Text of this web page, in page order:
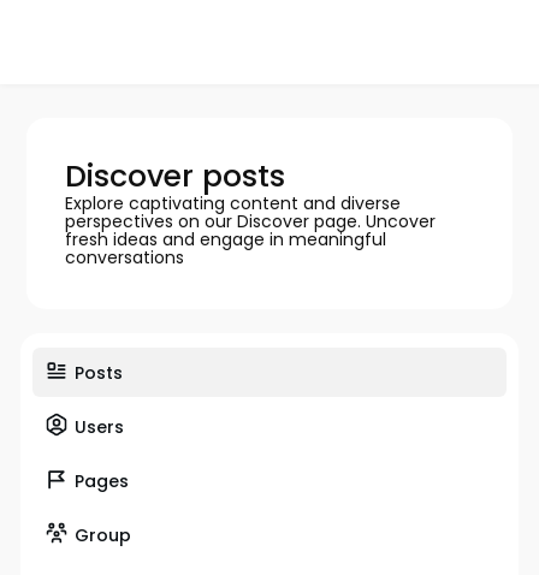
Discover posts
Explore captivating content and diverse
perspectives on our Discover page. Uncover
fresh ideas and engage in meaningful
conversations
Posts
Users
Pages
Group